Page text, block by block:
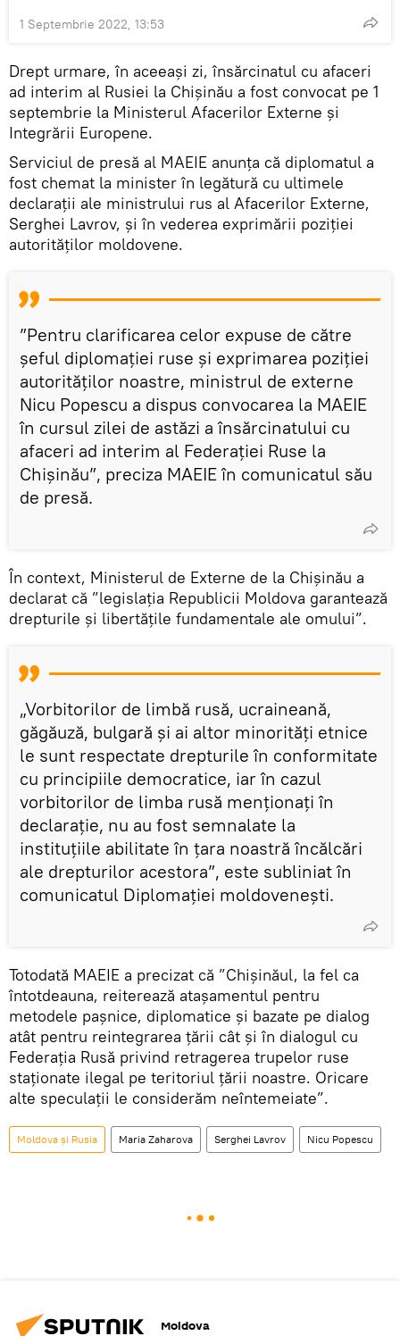
1 Septembrie 2022, 13:53
Drept urmare, în aceeași zi, însărcinatul cu afaceri
ad interim al Rusiei la Chișinău a fost convocat pe 1
septembrie la Ministerul Afacerilor Externe și
Integrării Europene.
Serviciul de presă al MAEIE anunța că diplomatul a
fost chemat la minister în legătură cu ultimele
declarații ale ministrului rus al Afacerilor Externe,
Serghei Lavrov, și în vederea exprimării poziției
autorităților moldovene.
”Pentru clarificarea celor expuse de către
șeful diplomației ruse și exprimarea poziției
autorităților noastre, ministrul de externe
Nicu Popescu a dispus convocarea la MAEIE
în cursul zilei de astăzi a însărcinatului cu
afaceri ad interim al Federației Ruse la
Chișinău”, preciza MAEIE în comunicatul său
de presă.
În context, Ministerul de Externe de la Chișinău a
declarat că ”legislația Republicii Moldova garantează
drepturile și libertățile fundamentale ale omului”.
„Vorbitorilor de limbă rusă, ucraineană,
găgăuză, bulgară și ai altor minorități etnice
le sunt respectate drepturile în conformitate
cu principiile democratice, iar în cazul
vorbitorilor de limba rusă menționați în
declarație, nu au fost semnalate la
instituțiile abilitate în țara noastră încălcări
ale drepturilor acestora”, este subliniat în
comunicatul Diplomației moldovenești.
Totodată MAEIE a precizat că ”Chișinăul, la fel ca
întotdeauna, reiterează atașamentul pentru
metodele pașnice, diplomatice și bazate pe dialog
atât pentru reintegrarea țării cât și în dialogul cu
Federația Rusă privind retragerea trupelor ruse
staționate ilegal pe teritoriul țării noastre. Oricare
alte speculații le considerăm neîntemeiate”.
Moldova și Rusia Maria Zaharova Serghei Lavrov Nicu Popescu
Moldova